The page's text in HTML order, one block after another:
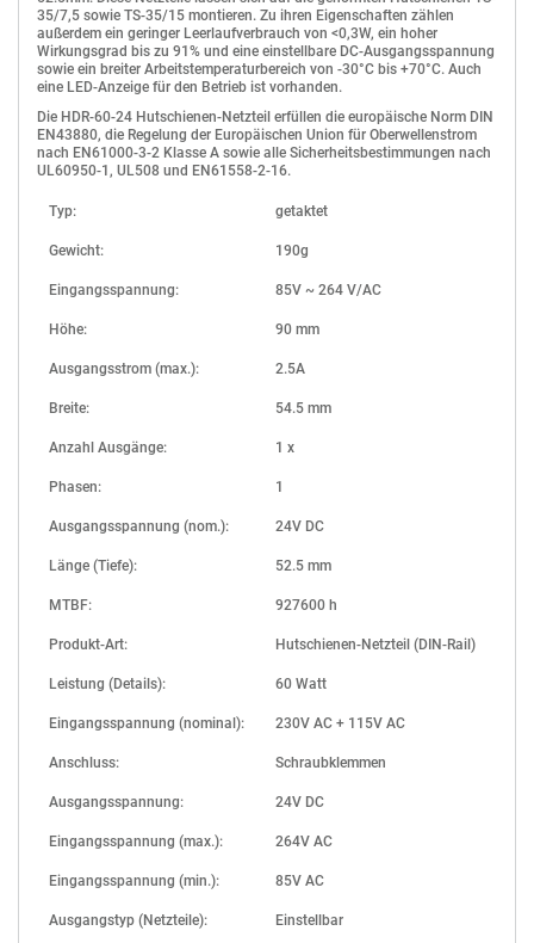
35/7,5 sowie TS-35/15 montieren. Zu ihren Eigenschaften zählen
außerdem ein geringer Leerlaufverbrauch von <0,3W, ein hoher
Wirkungsgrad bis zu 91% und eine einstellbare DC-Ausgangsspannung
sowie ein breiter Arbeitstemperaturbereich von -30°C bis +70°C. Auch
eine LED-Anzeige für den Betrieb ist vorhanden.
Die HDR-60-24 Hutschienen-Netzteil erfüllen die europäische Norm DIN
EN43880, die Regelung der Europäischen Union für Oberwellenstrom
nach EN61000-3-2 Klasse A sowie alle Sicherheitsbestimmungen nach
UL60950-1, UL508 und EN61558-2-16.
Typ: getaktet
Gewicht: 190g
Eingangsspannung: 85V ~ 264 V/AC
Höhe: 90 mm
Ausgangsstrom (max.): 2.5A
Breite: 54.5 mm
Anzahl Ausgänge: 1 x
Phasen: 1
Ausgangsspannung (nom.): 24V DC
Länge (Tiefe): 52.5 mm
MTBF: 927600 h
Produkt-Art: Hutschienen-Netzteil (DIN-Rail)
Leistung (Details): 60 Watt
Eingangsspannung (nominal): 230V AC + 115V AC
Anschluss: Schraubklemmen
Ausgangsspannung: 24V DC
Eingangsspannung (max.): 264V AC
Eingangsspannung (min.): 85V AC
Ausgangstyp (Netzteile): Einstellbar